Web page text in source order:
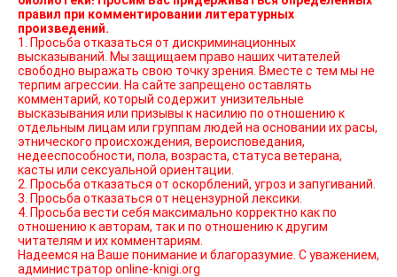
правил при комментировании литературных
произведений.
1. Просьба отказаться от дискриминационных
высказываний. Мы защищаем право наших читателей
свободно выражать свою точку зрения. Вместе с тем мы не
терпим агрессии. На сайте запрещено оставлять
комментарий, который содержит унизительные
высказывания или призывы к насилию по отношению к
отдельным лицам или группам людей на основании их расы,
этнического происхождения, вероисповедания,
недееспособности, пола, возраста, статуса ветерана,
касты или сексуальной ориентации.
2. Просьба отказаться от оскорблений, угроз и запугиваний.
3. Просьба отказаться от нецензурной лексики.
4. Просьба вести себя максимально корректно как по
отношению к авторам, так и по отношению к другим
читателям и их комментариям.
Надеемся на Ваше понимание и благоразумие. С уважением,
администратор online-knigi.org